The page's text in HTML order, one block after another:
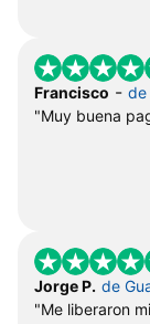
Francisco - de
"Muy buena
Jorge P. de
"Me liberaron